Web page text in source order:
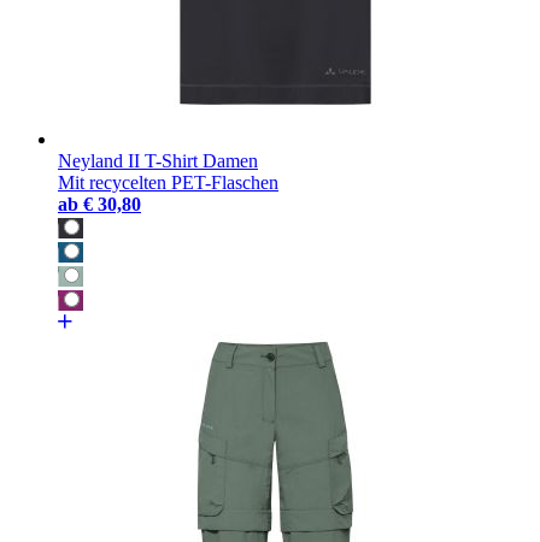
Neyland II T-Shirt Damen
Mit recycelten PET-Flaschen
ab € 30,80